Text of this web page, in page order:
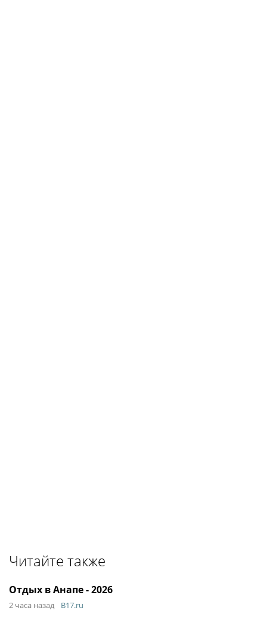
Читайте также
Отдых в Анапе - 2026
2 часа назад B17.ru